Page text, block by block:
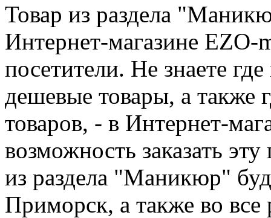
Товар из раздела
Интернет-магазине EZO-
посетители. Не знаете
дешевые товары, а также
товаров, - в Интернет-
возможность заказать
из раздела "Маникюр"
Приморск, а также во